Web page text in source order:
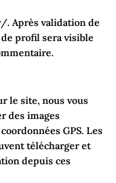
Après validation de
profil sera visible
le site, nous vous
des images
GPS. Les
télécharger et
depuis ces